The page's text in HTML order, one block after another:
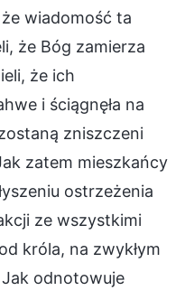
wiadomość ta
że Bóg zamierza
że ich
i ściągnęła na
zniszczeni
zatem mieszkańcy
ostrzeżenia
ze wszystkimi
króla, na zwykłym
odnotowuje